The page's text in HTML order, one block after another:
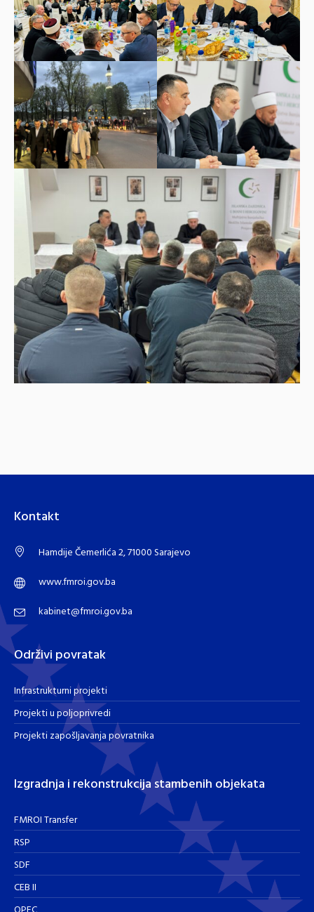
Kontakt
Hamdije Čemerlića 2, 71000 Sarajevo
www.fmroi.gov.ba
kabinet@fmroi.gov.ba
Održivi povratak
Infrastrukturni projekti
Projekti u poljoprivredi
Projekti zapošljavanja povratnika
Izgradnja i rekonstrukcija stambenih objekata
FMROI Transfer
RSP
SDF
CEB II